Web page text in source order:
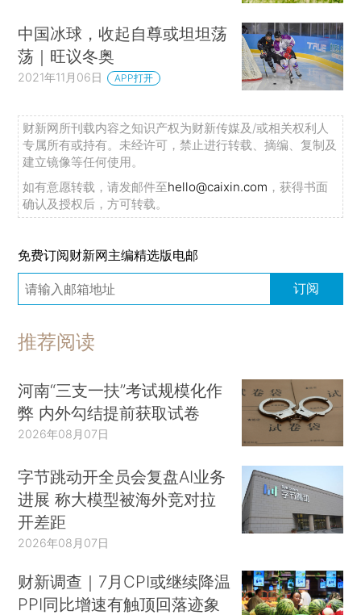
中国冰球，收起自尊或坦坦荡
荡｜旺议冬奥
2021年11月06日 APP打开
财新网所刊载内容之知识产权为财新传媒及/或相关权利人
专属所有或持有。未经许可，禁止进行转载、摘编、复制及
建立镜像等任何使用。
如有意愿转载，请发邮件至hello@caixin.com ，获得书面
确认及授权后，方可转载。
免费订阅财新网主编精选版电邮
订阅
推荐阅读
河南“三支一扶”考试规模化作
弊 内外勾结提前获取试卷
2026年08月07日
字节跳动开全员会复盘AI业务
进展 称大模型被海外竞对拉
开差距
2026年08月07日
财新调查｜7月CPI或继续降温
PPI同比增速有触顶回落迹象